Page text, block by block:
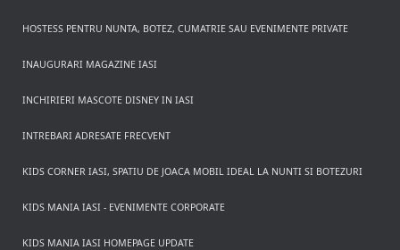
HOSTESS PENTRU NUNTA, BOTEZ, CUMATRIE SAU EVENIMENTE PRIVATE
INAUGURARI MAGAZINE IASI
INCHIRIERI MASCOTE DISNEY IN IASI
INTREBARI ADRESATE FRECVENT
KIDS CORNER IASI, SPATIU DE JOACA MOBIL IDEAL LA NUNTI SI BOTEZURI
KIDS MANIA IASI - EVENIMENTE CORPORATE
KIDS MANIA IASI HOMEPAGE UPDATE